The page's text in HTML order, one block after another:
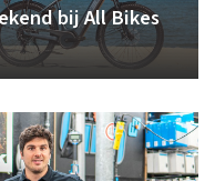
bij All Bikes